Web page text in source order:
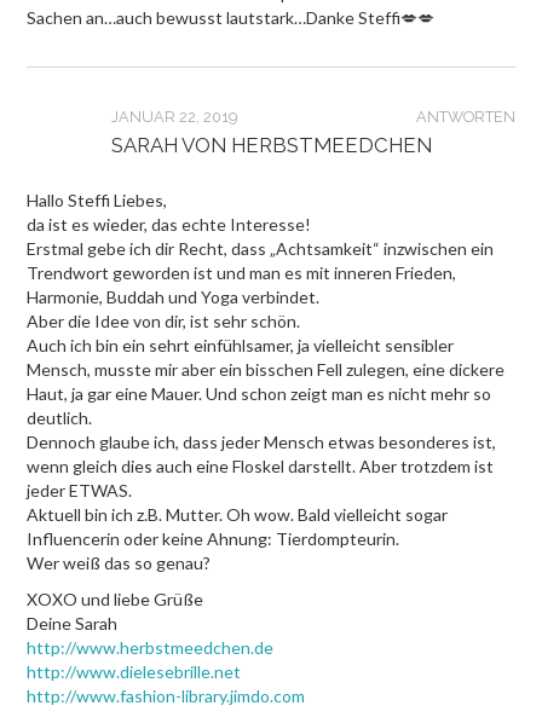
Sachen an…auch bewusst lautstark…Danke Steffi💋💋
ANTWORTEN
JANUAR 22, 2019
SARAH VON HERBSTMEEDCHEN
Hallo Steffi Liebes,
da ist es wieder, das echte Interesse!
Erstmal gebe ich dir Recht, dass „Achtsamkeit“ inzwischen ein
Trendwort geworden ist und man es mit inneren Frieden,
Harmonie, Buddah und Yoga verbindet.
Aber die Idee von dir, ist sehr schön.
Auch ich bin ein sehrt einfühlsamer, ja vielleicht sensibler
Mensch, musste mir aber ein bisschen Fell zulegen, eine dickere
Haut, ja gar eine Mauer. Und schon zeigt man es nicht mehr so
deutlich.
Dennoch glaube ich, dass jeder Mensch etwas besonderes ist,
wenn gleich dies auch eine Floskel darstellt. Aber trotzdem ist
jeder ETWAS.
Aktuell bin ich z.B. Mutter. Oh wow. Bald vielleicht sogar
Influencerin oder keine Ahnung: Tierdompteurin.
Wer weiß das so genau?
XOXO und liebe Grüße
Deine Sarah
http://www.herbstmeedchen.de
http://www.dielesebrille.net
http://www.fashion-library.jimdo.com